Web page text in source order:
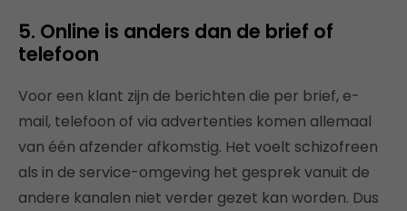
5. Online is anders dan de brief of
telefoon
Voor een klant zijn de berichten die per brief, e-
mail, telefoon of via advertenties komen allemaal
van één afzender afkomstig. Het voelt schizofreen
als in de service-omgeving het gesprek vanuit de
andere kanalen niet verder gezet kan worden. Dus